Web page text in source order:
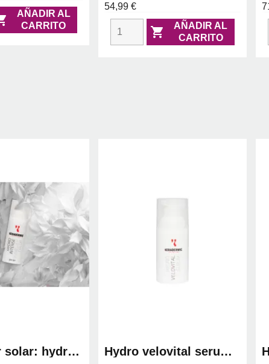
AÑADIR AL
CARRITO
54,99 €

AÑADIR AL
CARRITO
solar: hydro
Hydro velovital serum